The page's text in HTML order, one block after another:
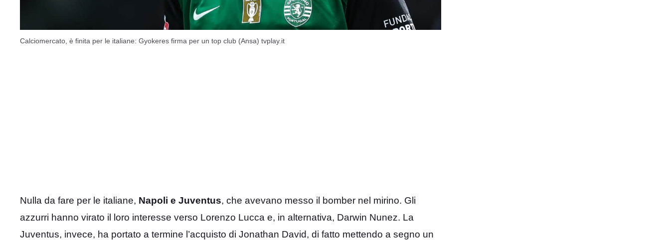
Calciomercato, è finita per le italiane: Gyokeres firma per un top club (Ansa) tvplay.it
Nulla da fare per le italiane, Napoli e Juventus, che avevano messo il bomber nel mirino. Gli
azzurri hanno virato il loro interesse verso Lorenzo Lucca e, in alternativa, Darwin Nunez. La
Juventus, invece, ha portato a termine l’acquisto di Jonathan David, di fatto mettendo a segno un